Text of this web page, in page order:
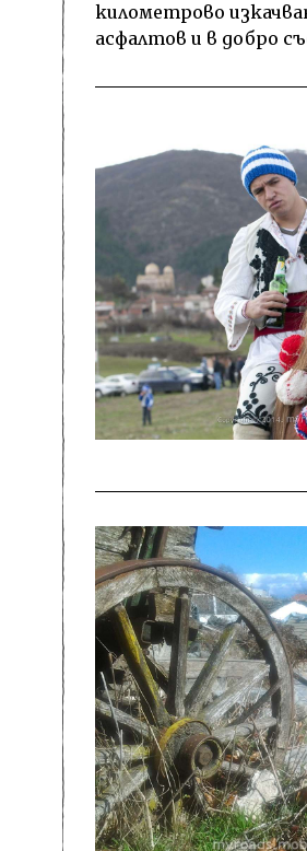
километрово
асфалтов и в добро